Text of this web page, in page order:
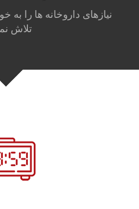
نیازهای داروخانه ها را
تلاش